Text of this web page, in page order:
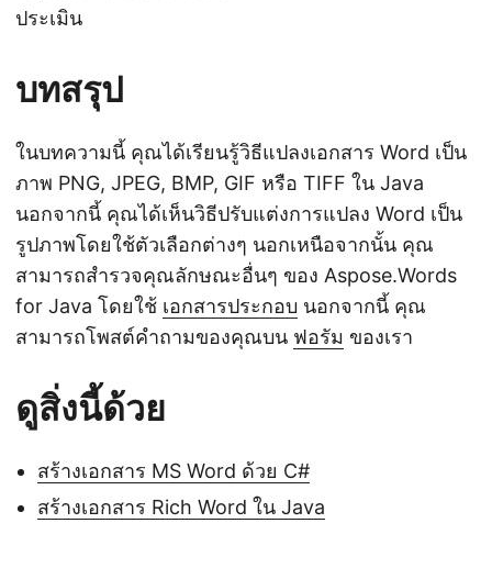
ประเมิน
บทสรุป
ในบทความนี้ คุณได้เรียนรู้วิธีแปลงเอกสาร Word เป็น
ภาพ PNG, JPEG, BMP, GIF หรือ TIFF ใน Java
นอกจากนี้ คุณได้เห็นวิธีปรับแต่งการแปลง Word เป็น
รูปภาพโดยใช้ตัวเลือกต่างๆ นอกเหนือจากนั้น คุณ
สามารถสำรวจคุณลักษณะอื่นๆ ของ Aspose.Words
for Java โดยใช้ เอกสารประกอบ นอกจากนี้ คุณ
สามารถโพสต์คำถามของคุณบน ฟอรัม ของเรา
ดูสิ่งนี้ด้วย
สร้างเอกสาร MS Word ด้วย C#
สร้างเอกสาร Rich Word ใน Java